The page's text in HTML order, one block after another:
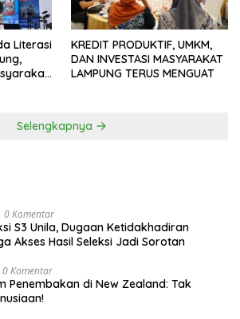
Literasi
KREDIT PRODUKTIF, UMKM,
DAN INVESTASI MASYARAKAT
LAMPUNG TERUS MENGUAT
Selengkapnya
0 Komentar
S3 Unila, Dugaan Ketidakhadiran
Akses Hasil Seleksi Jadi Sorotan
0 Komentar
Penembakan di New Zealand: Tak